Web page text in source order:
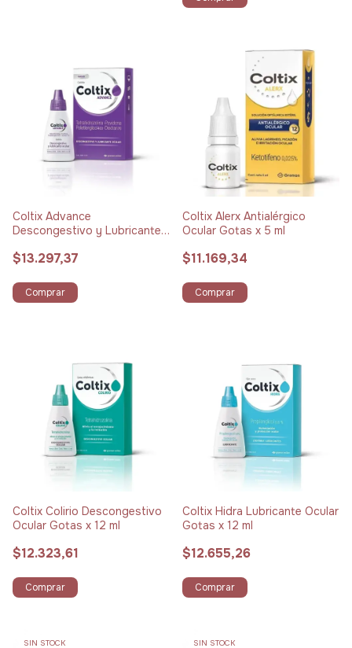
Coltix Advance
Descongestivo y Lubricante
$13.297,37
Comprar
Coltix Alerx Antialérgico
Ocular Gotas x 5 ml
$11.169,34
Comprar
Coltix Colirio Descongestivo
Ocular Gotas x 12 ml
$12.323,61
Comprar
Coltix Hidra Lubricante Ocular
Gotas x 12 ml
$12.655,26
Comprar
SIN STOCK SIN STOCK